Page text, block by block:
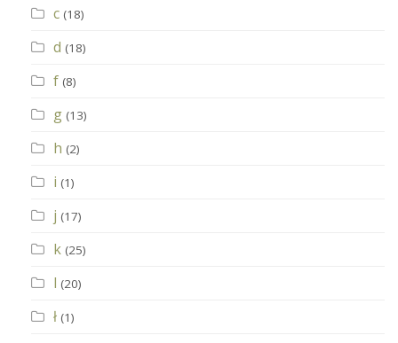
c (18)
d (18)
f (8)
g (13)
h (2)
i (1)
j (17)
k (25)
l (20)
ł (1)